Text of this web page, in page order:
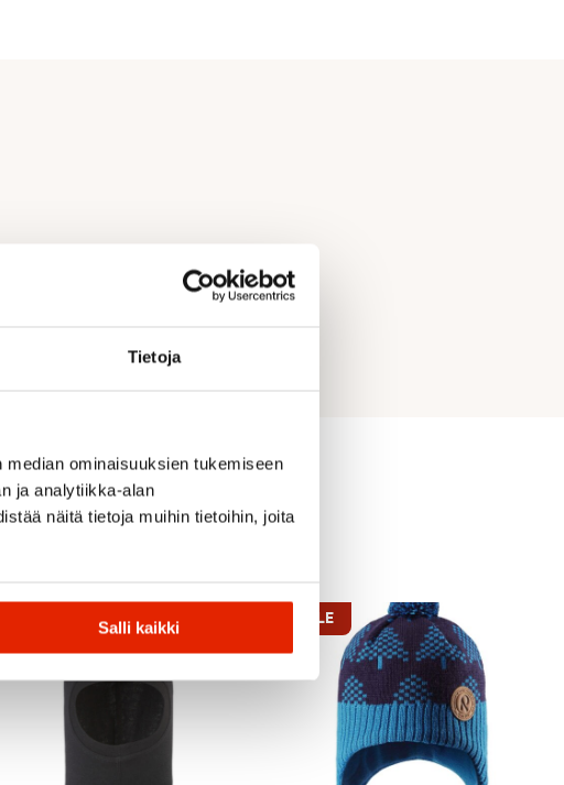
Tietoja
ominaisuuksien tukemiseen
ja analytiikka-alan
näitä tietoja muihin tietoihin, joita
Salli kaikki ALE